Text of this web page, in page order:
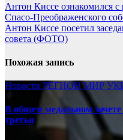
Антон Киссе ознакомился
Спасо-Преображенского
Антон Киссе посетил
совета (ФОТО)
Похожая запись
Новости РЕГИОНМИР
В общем медальном
третья